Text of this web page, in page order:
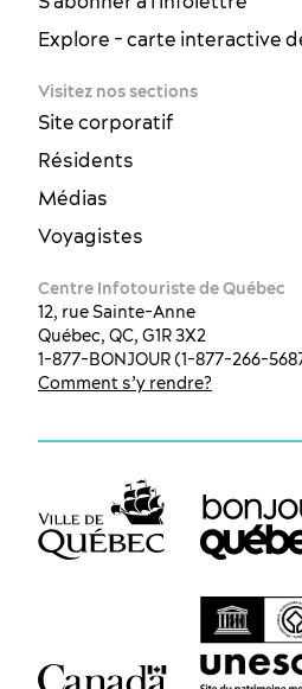
Explore - carte interactive
Visitez nos sections
Site corporatif
Résidents
Médias
Voyagistes
Centre Infotouriste de Québec
12, rue Sainte-Anne
Québec, QC, G1R 3X2
1-877-BONJOUR (1-877-266-
Comment s’y rendre?